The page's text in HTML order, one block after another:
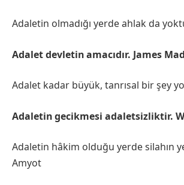
Adaletin olmadığı yerde ahlak da
Adalet devletin amacıdır. James
Adalet kadar büyük, tanrısal bir şey
Adaletin gecikmesi adaletsizliktir.
Adaletin hâkim olduğu yerde silahın
Amyot